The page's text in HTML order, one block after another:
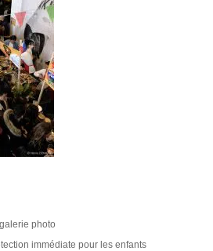
photo
immédiate pour les enfants